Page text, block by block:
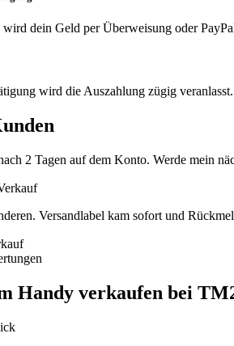
dein Geld per Überweisung oder
wird die Auszahlung zügig veranlasst.
2 Tagen auf dem Konto. Werde mein
Versandlabel kam sofort und
Handy verkaufen bei